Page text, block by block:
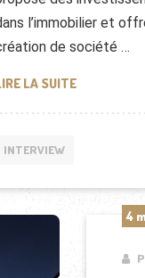
l’immobilier et
de société …
LA SUITEINTERVIEW
INTERVIEW
4